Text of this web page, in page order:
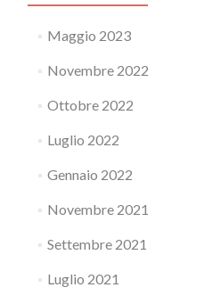
Maggio 2023
Novembre 2022
Ottobre 2022
Luglio 2022
Gennaio 2022
Novembre 2021
Settembre 2021
Luglio 2021